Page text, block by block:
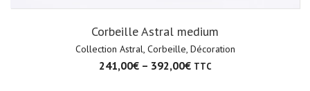
Corbeille Astral medium
Collection Astral, Corbeille, Décoration
241,00€– 392,00€ TTC